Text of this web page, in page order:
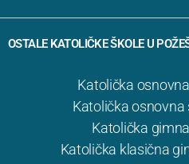
OSTALE KATOLIČKE ŠKOLE U
Katolička
Katolička osnovna
Katolička
Katolička klasična